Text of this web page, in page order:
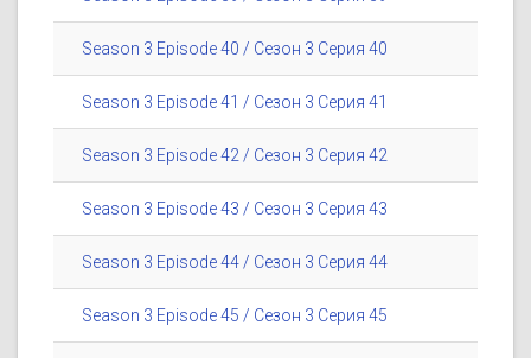
Season 3 Episode 40 / Сезон 3 Серия 40
Season 3 Episode 41 / Сезон 3 Серия 41
Season 3 Episode 42 / Сезон 3 Серия 42
Season 3 Episode 43 / Сезон 3 Серия 43
Season 3 Episode 44 / Сезон 3 Серия 44
Season 3 Episode 45 / Сезон 3 Серия 45